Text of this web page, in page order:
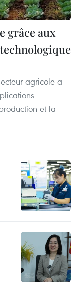
grâce aux
agricole a
et la